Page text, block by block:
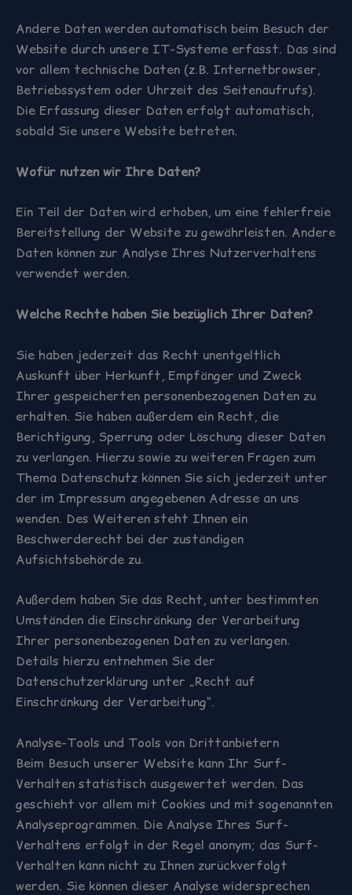
Andere Daten werden automatisch beim Besuch der
Website durch unsere IT-Systeme erfasst. Das sind
vor allem technische Daten (z.B. Internetbrowser,
Betriebssystem oder Uhrzeit des Seitenaufrufs).
Die Erfassung dieser Daten erfolgt automatisch,
sobald Sie unsere Website betreten.
Wofür nutzen wir Ihre Daten?
Ein Teil der Daten wird erhoben, um eine fehlerfreie
Bereitstellung der Website zu gewährleisten. Andere
Daten können zur Analyse Ihres Nutzerverhaltens
verwendet werden.
Welche Rechte haben Sie bezüglich Ihrer Daten?
Sie haben jederzeit das Recht unentgeltlich
Auskunft über Herkunft, Empfänger und Zweck
Ihrer gespeicherten personenbezogenen Daten zu
erhalten. Sie haben außerdem ein Recht, die
Berichtigung, Sperrung oder Löschung dieser Daten
zu verlangen. Hierzu sowie zu weiteren Fragen zum
Thema Datenschutz können Sie sich jederzeit unter
der im Impressum angegebenen Adresse an uns
wenden. Des Weiteren steht Ihnen ein
Beschwerderecht bei der zuständigen
Aufsichtsbehörde zu.
Außerdem haben Sie das Recht, unter bestimmten
Umständen die Einschränkung der Verarbeitung
Ihrer personenbezogenen Daten zu verlangen.
Details hierzu entnehmen Sie der
Datenschutzerklärung unter „Recht auf
Einschränkung der Verarbeitung“.
Analyse-Tools und Tools von Drittanbietern
Beim Besuch unserer Website kann Ihr Surf-
Verhalten statistisch ausgewertet werden. Das
geschieht vor allem mit Cookies und mit sogenannten
Analyseprogrammen. Die Analyse Ihres Surf-
Verhaltens erfolgt in der Regel anonym; das Surf-
Verhalten kann nicht zu Ihnen zurückverfolgt
werden. Sie können dieser Analyse widersprechen